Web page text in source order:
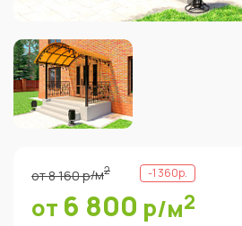
от8 160р/м2 -1 360р.
от 6 800 р/м2